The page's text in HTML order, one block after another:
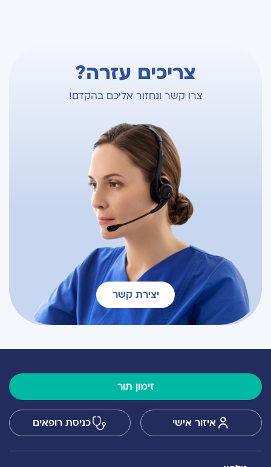
צריכים עזרה?
צרו קשר ונחזור אליכם בהקדם!
יצירת קשר
זימון תור
איזור אישי כניסת רופאים